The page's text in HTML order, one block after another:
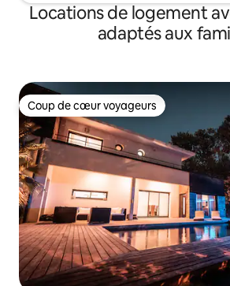
Locations de logement
adaptés aux
Coup de cœur voyageurs
Coup de cœur voyageurs